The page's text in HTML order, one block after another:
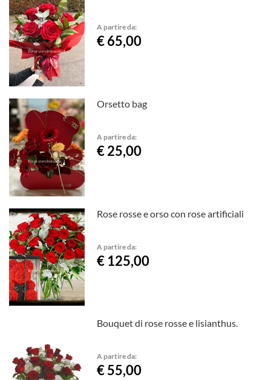
A partire da:
€ 65,00
Orsetto bag
A partire da:
€ 25,00
Rose rosse e orso con rose artificiali
A partire da:
€ 125,00
Bouquet di rose rosse e lisianthus.
A partire da:
€ 55,00